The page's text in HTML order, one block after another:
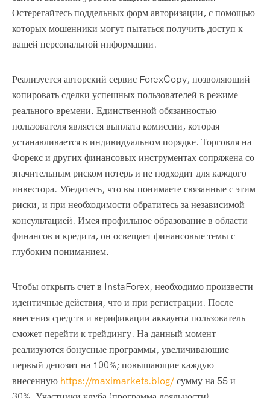
Остерегайтесь поддельных форм авторизации, с помощью
которых мошенники могут пытаться получить доступ к
вашей персональной информации.
Реализуется авторский сервис ForexCopy, позволяющий
копировать сделки успешных пользователей в режиме
реального времени. Единственной обязанностью
пользователя является выплата комиссии, которая
устанавливается в индивидуальном порядке. Торговля на
Форекс и других финансовых инструментах сопряжена со
значительным риском потерь и не подходит для каждого
инвестора. Убедитесь, что вы понимаете связанные с этим
риски, и при необходимости обратитесь за независимой
консультацией. Имея профильное образование в области
финансов и кредита, он освещает финансовые темы с
глубоким пониманием.
Чтобы открыть счет в InstaForex, необходимо произвести
идентичные действия, что и при регистрации. После
внесения средств и верификации аккаунта пользователь
сможет перейти к трейдингу. На данный момент
реализуются бонусные программы, увеличивающие
первый депозит на 100%; повышающие каждую
внесенную https://maximarkets.blog/сумму на 55 и